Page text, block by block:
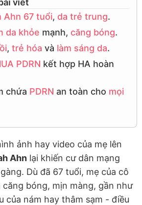
viết
Ahn 67 tuổi, da trẻ trung.
da khỏe mạnh, căng bóng.
, trẻ hóa và làm sáng da.
PDRN kết hợp HA hoàn
chứa PDRN an toàn cho mọi
ảnh hay video của mẹ lên
Ahn lại khiến cư dân mạng
Dù đã 67 tuổi, mẹ của cô
căng bóng, mịn màng, gần như
của nám hay thâm sạm - điều